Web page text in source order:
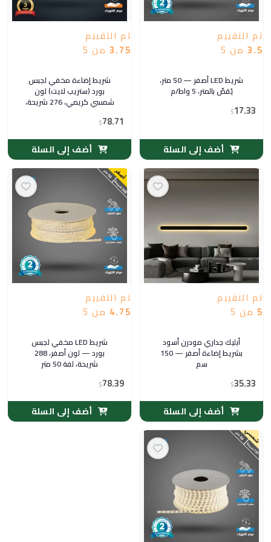
تم التقييم
3.5 من 5
شريط LED أصفر — 50 متر،
يُقصّ بالمتر، 5 واط/م
$17.33
أضف إلى السلة
تم التقييم
3.75 من 5
شريط إضاءة مخفي لجبس
بورد (ستريب لايت) لون
شمسي كريمي، 276 شريحة،
$78.71
أضف إلى السلة
تم التقييم
5 من 5
أبليك جداري مودرن أسود
بشريط إضاءة أصفر — 150
سم
$35.33
أضف إلى السلة
تم التقييم
4.75 من 5
شريط LED مخفي لجبس
بورد — لون أصفر، 288
شريحة، لفة 50 متر
$78.39
أضف إلى السلة